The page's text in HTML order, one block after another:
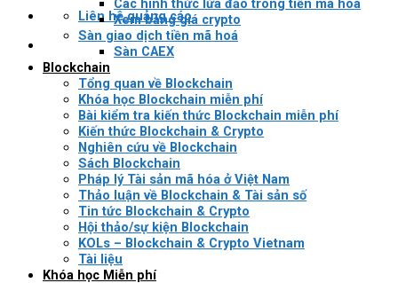
Liên hệ quảng cáo
Các hình thức lừa đảo trong tiền mã hóa
Xem bảng giá crypto
Sàn giao dịch tiền mã hoá
Sàn CAEX
Blockchain
Tổng quan về Blockchain
Khóa học Blockchain miễn phí
Bài kiểm tra kiến thức Blockchain miễn phí
Kiến thức Blockchain & Crypto
Nghiên cứu về Blockchain
Sách Blockchain
Pháp lý Tài sản mã hóa ở Việt Nam
Thảo luận về Blockchain & Tài sản số
Tin tức Blockchain & Crypto
Hội thảo/sự kiện Blockchain
KOLs – Blockchain & Crypto Vietnam
Tài liệu
Khóa học Miễn phí